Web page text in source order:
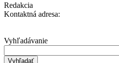
Redakcia
Kontaktná adresa:
Vyhľadávanie